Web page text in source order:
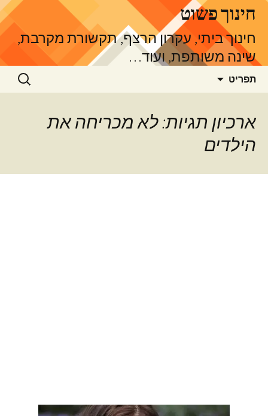
לדלג
לתוכןחינוך פשוט
חינוך ביתי, עקרון הרצף, תקשורת מקרבת,
שינה משותפת, ועוד…
תפריט חיפוש:
ארכיון תגיות: לא מכריחה את
הילדים